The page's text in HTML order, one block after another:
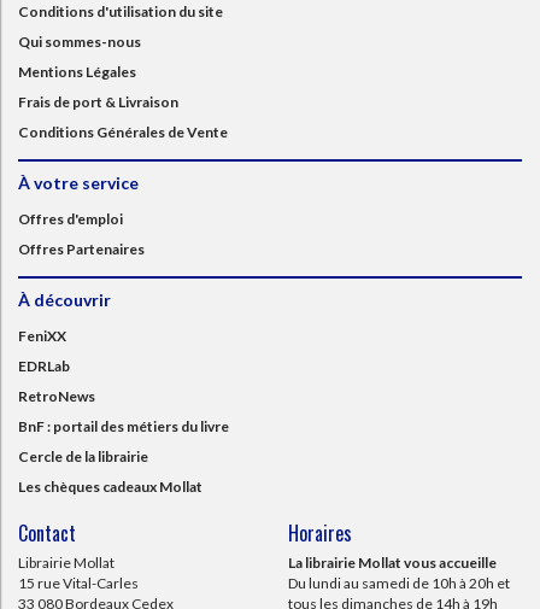
Conditions d'utilisation du site
Qui sommes-nous
Mentions Légales
Frais de port & Livraison
Conditions Générales de Vente
À votre service
Offres d'emploi
Offres Partenaires
À découvrir
FeniXX
EDRLab
RetroNews
BnF : portail des métiers du livre
Cercle de la librairie
Les chèques cadeaux Mollat
Contact
Librairie Mollat
15 rue Vital-Carles
33 080 Bordeaux Cedex
Horaires
La librairie Mollat vous accueille
Du lundi au samedi de 10h à 20h et
tous les dimanches de 14h à 19h